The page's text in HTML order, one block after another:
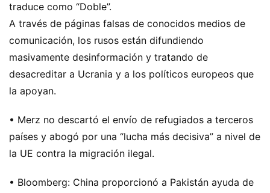
traduce como “Doble”.
A través de páginas falsas de conocidos medios de
comunicación, los rusos están difundiendo
masivamente desinformación y tratando de
desacreditar a Ucrania y a los políticos europeos que
la apoyan.
• Merz no descartó el envío de refugiados a terceros
países y abogó por una “lucha más decisiva” a nivel de
la UE contra la migración ilegal.
• Bloomberg: China proporcionó a Pakistán ayuda de